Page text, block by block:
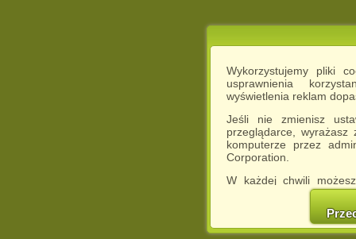
Wykorzystujemy pliki
usprawnienia
wyświetlenia reklam
Jeśli nie zmienisz
przeglądarce,
komputerze przez
Corporation.
W każdej chwili
cookies w swojej
w naszej
http://chomikuj.pl/